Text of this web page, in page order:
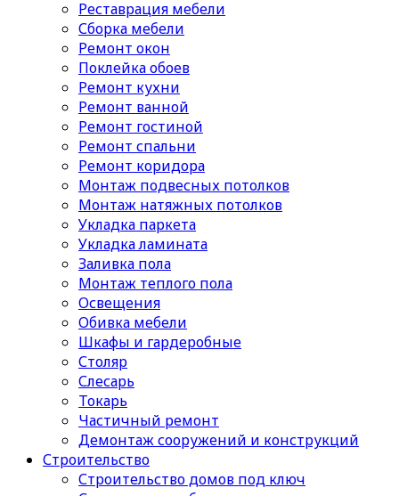
Реставрация мебели
Сборка мебели
Ремонт окон
Поклейка обоев
Ремонт кухни
Ремонт ванной
Ремонт гостиной
Ремонт спальни
Ремонт коридора
Монтаж подвесных потолков
Монтаж натяжных потолков
Укладка паркета
Укладка ламината
Заливка пола
Монтаж теплого пола
Освещения
Обивка мебели
Шкафы и гардеробные
Столяр
Слесарь
Токарь
Частичный ремонт
Демонтаж сооружений и конструкций
Строительство
Строительство домов под ключ